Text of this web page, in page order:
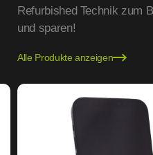
Refurbished Technik zum
und sparen!
Alle Produkte anzeigen